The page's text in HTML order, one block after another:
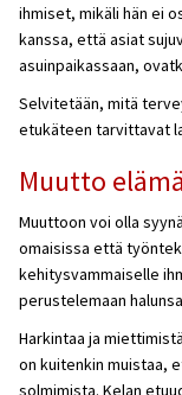
ihmiset, mikäli hän ei
kanssa, että asiat
asuinpaikassaan,
Selvitetään, mitä
etukäteen tarvittavat
Muutto
Muuttoon voi olla
omaisissa että
kehitysvammaiselle
perustelemaan
Harkintaa ja
on kuitenkin muistaa,
solmimista. Kelan